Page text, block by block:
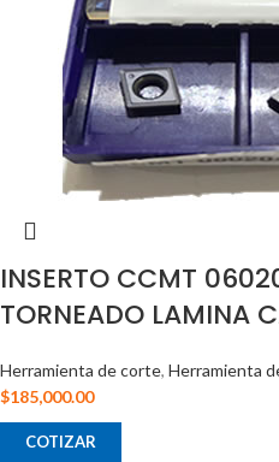
INSERTO CCMT
TORNEADO LAMINA
Herramienta de corte, Herramienta
$185,000.00
COTIZAR